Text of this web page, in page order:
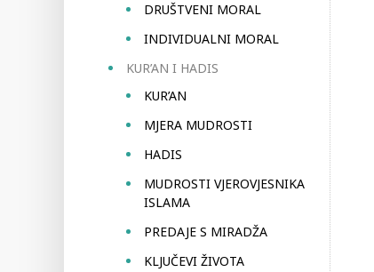
DRUŠTVENI MORAL
INDIVIDUALNI MORAL
KUR’AN I HADIS
KUR’AN
MJERA MUDROSTI
HADIS
MUDROSTI VJEROVJESNIKA
ISLAMA
PREDAJE S MIRADŽA
KLJUČEVI ŽIVOTA